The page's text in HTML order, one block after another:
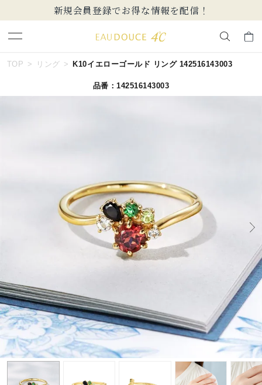
新規会員登録でお得な情報を配信！
キーワードで検索する
EAU DOUCE４℃
すべてのジュエリー
素材
カラー
誕生石
TOP リング K10イエローゴールド リング 142516143003
品番：142516143003